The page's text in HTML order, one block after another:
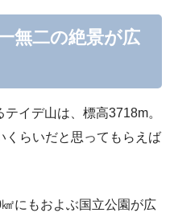
無二の絶景が広
イデ山は、標高3718m。
くらいだと思ってもらえば
にもおよぶ国立公園が広